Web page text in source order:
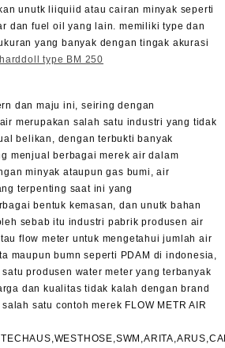
unutk liiquiid atau cairan minyak seperti
dan fuel oil yang lain. memiliki type dan
yang banyak dengan tingak akurasi
harddoll type BM 250
dan maju ini, seiring dengan
merupakan salah satu industri yang tidak
belikan, dengan terbukti banyak
menjual berbagai merek air dalam
minyak ataupun gas bumi, air
terpenting saat ini yang
bentuk kemasan, dan unutk bahan
sebab itu industri pabrik produsen air
flow meter untuk mengetahui jumlah air
maupun bumn seperti PDAM di indonesia,
produsen water meter yang terbanyak
dan kualitas tidak kalah dengan brand
satu contoh merek FLOW METR AIR